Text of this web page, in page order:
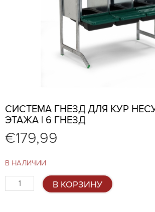
СИСТЕМА ГНЕЗД ДЛЯ КУР
ЭТАЖА | 6 ГНЕЗД
€179,99
В НАЛИЧИИ
Количество
товара
В КОРЗИНУ